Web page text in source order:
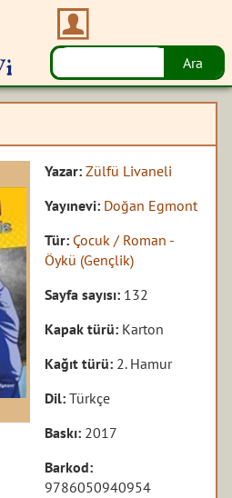
Yazar:Zülfü Livaneli
Yayınevi: Doğan Egmont
Tür: Çocuk / Roman -
Öykü (Gençlik)
Sayfa sayısı: 132
Kapak türü: Karton
Kağıt türü: 2. Hamur
Dil:Türkçe
Baskı: 2017
Barkod:
9786050940954